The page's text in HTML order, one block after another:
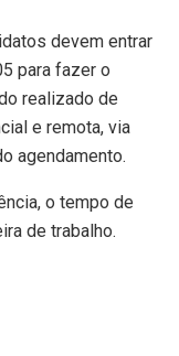
devem entrar
para fazer o
realizado de
e remota, via
agendamento.
o tempo de
de trabalho.